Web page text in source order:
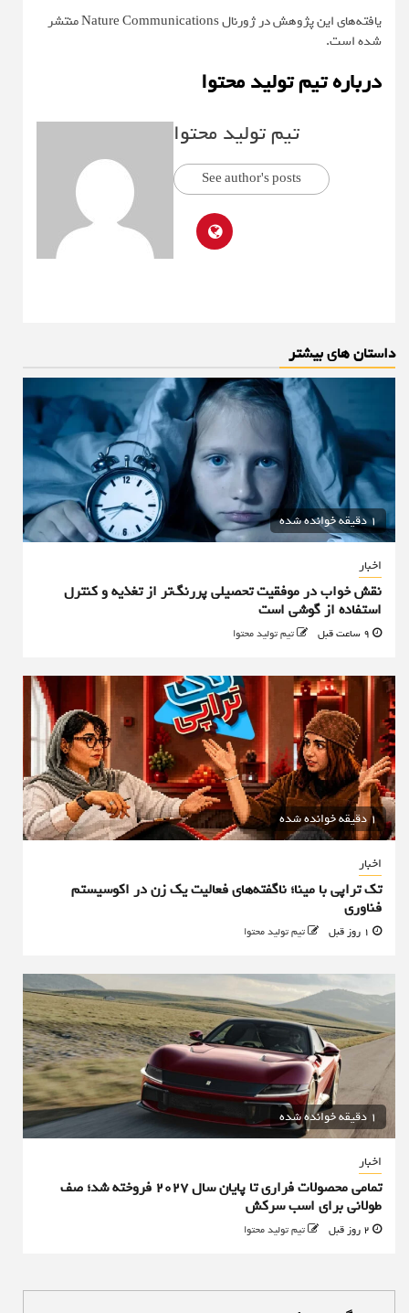
یافته‌های این پژوهش در ژورنال
منتشر
شده است.
درباره تیم تولید محتوا
تیم تولید محتوا
See author's posts
داستان های بیشتر
1 دقیقه خوانده شده
اخبار
نقش خواب در موفقیت تحصیلی پررنگ‌تر از تغذیه و کنترل
استفاده از گوشی است
تیم تولید محتوا
1 دقیقه خوانده شده
اخبار
تک تراپی با مینا؛ ناگفته‌های فعالیت یک زن در اکوسیستم
فناوری
تیم تولید محتوا
1 دقیقه خوانده شده
اخبار
تمامی محصولات فراری تا پایان سال ۲۰۲۷ فروخته شد؛ صف
طولانی برای اسب سرکش
تیم تولید محتوا